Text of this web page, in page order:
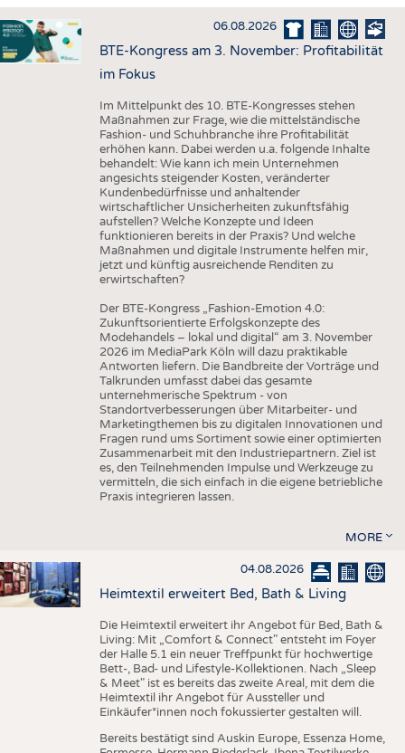
HAUS- UND HEIMTEXTILIEN
BEKLEIDUNG
AUSSCHREIBUNGEN
DTV AUSSCHREIBUNGSDIENST
STATISTICS
DAUNENCHECK
ADRESSEN & LINKS
PUBLIKATIONEN
TERMINE
BRANCHENTERMINE
06.08.2026
BTE-Kongress am 3. November: Profitabilität
im Fokus
Im Mittelpunkt des 10. BTE-Kongresses stehen
Maßnahmen zur Frage, wie die mittelständische
Fashion- und Schuhbranche ihre Profitabilität
erhöhen kann. Dabei werden u.a. folgende Inhalte
behandelt: Wie kann ich mein Unternehmen
angesichts steigender Kosten, veränderter
Kundenbedürfnisse und anhaltender
wirtschaftlicher Unsicherheiten zukunftsfähig
aufstellen? Welche Konzepte und Ideen
funktionieren bereits in der Praxis? Und welche
Maßnahmen und digitale Instrumente helfen mir,
jetzt und künftig ausreichende Renditen zu
erwirtschaften?
Der BTE-Kongress „Fashion-Emotion 4.0:
Zukunftsorientierte Erfolgskonzepte des
Modehandels – lokal und digital“ am 3. November
2026 im MediaPark Köln will dazu praktikable
Antworten liefern. Die Bandbreite der Vorträge und
Talkrunden umfasst dabei das gesamte
unternehmerische Spektrum - von
Standortverbesserungen über Mitarbeiter- und
Marketingthemen bis zu digitalen Innovationen und
Fragen rund ums Sortiment sowie einer optimierten
Zusammenarbeit mit den Industriepartnern. Ziel ist
es, den Teilnehmenden Impulse und Werkzeuge zu
vermitteln, die sich einfach in die eigene betriebliche
Praxis integrieren lassen.
MORE
04.08.2026
Heimtextil erweitert Bed, Bath & Living
Die Heimtextil erweitert ihr Angebot für Bed, Bath &
Living: Mit „Comfort & Connect" entsteht im Foyer
der Halle 5.1 ein neuer Treffpunkt für hochwertige
Bett-, Bad- und Lifestyle-Kollektionen. Nach „Sleep
& Meet" ist es bereits das zweite Areal, mit dem die
Heimtextil ihr Angebot für Aussteller und
Einkäufer*innen noch fokussierter gestalten will.
Bereits bestätigt sind Auskin Europe, Essenza Home,